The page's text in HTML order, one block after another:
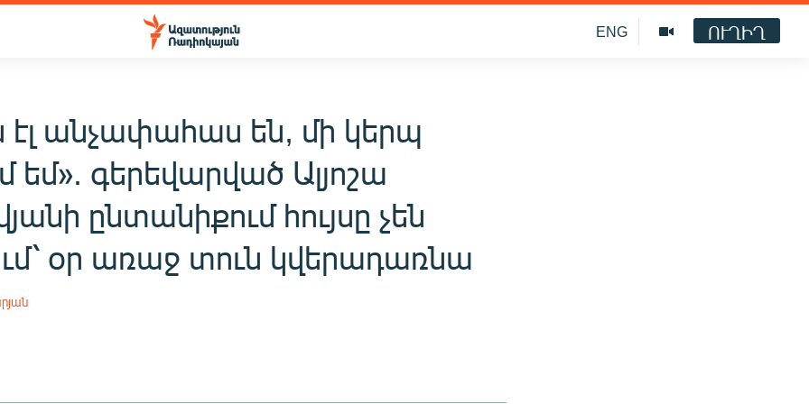
ENG ՈՒՂԻՂ
էլ անչափահաս են, մի կերպ
եմ». գերեվարված Ալյոշա
ընտանիքում հույսը չեն
օր առաջ տուն կվերադառնա